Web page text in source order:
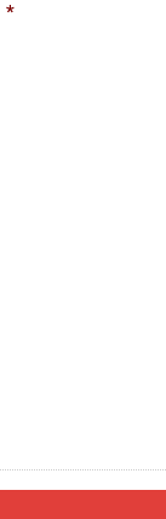
*